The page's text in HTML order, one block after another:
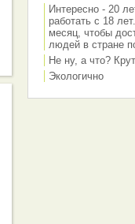
Интересно - 20
работать с 18
месяц, чтобы
людей в стране
Не ну, а что?
Экологично